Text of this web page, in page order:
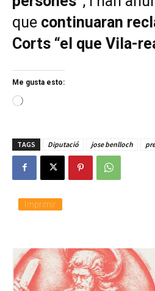
que continuaran
Corts “el que Vila-
Me gusta esto:
C
a
n
d
o
TAGS Diputació jose benlloch
Imprimir